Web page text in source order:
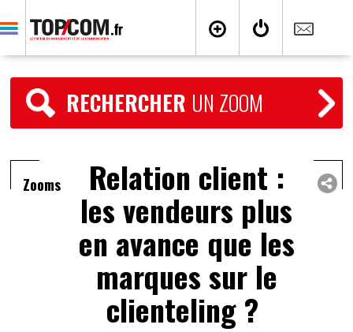
RECHERCHER UN ZOOM
Zooms Relation client :
les vendeurs plus
en avance que les
marques sur le
clienteling ?